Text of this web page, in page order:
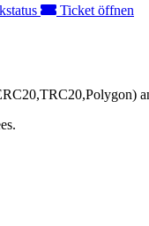
Ticket öffnen